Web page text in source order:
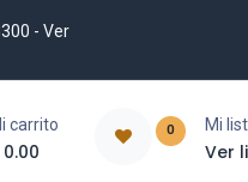
- Ver
carrito
0.00
0 Mi
Ver